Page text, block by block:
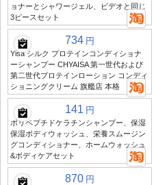
ョナーとシャワージェル、ビデオと同じ
3ピースセット
734 円
Yisa シルク プロテインコンディショナ
ーシャンプー CHYAISA 第一世代および
第二世代プロテインローション コンディ
ショニングクリーム 旗艦店 本格
141 円
ポリペプチドケラチンシャンプー、保湿
保湿ボディウォッシュ、栄養スムージン
グコンディショナー、ホームウォッシュ
&ボディケアセット
870 円